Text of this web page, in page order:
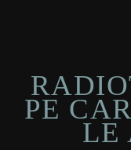
PE
LE